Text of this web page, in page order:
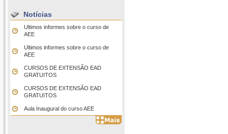
Notícias
Ultimos informes sobre o curso de
AEE
Ultimos informes sobre o curso de
AEE
CURSOS DE EXTENSÃO EAD
GRATUITOS
CURSOS DE EXTENSÃO EAD
GRATUITOS
Aula Inaugural do curso AEE